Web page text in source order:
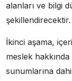
alanları ve bilgi
şekillendirecektir.
İkinci aşama,
meslek hakkında
sunumlarına